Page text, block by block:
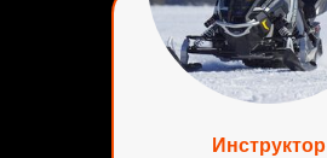
Инструктор